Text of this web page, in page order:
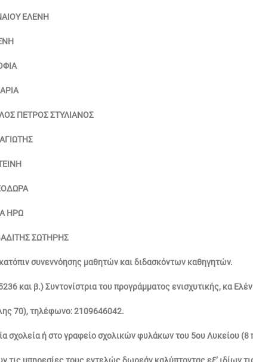
ΕΛΕΝΗ
ΠΕΤΡΟΣ ΣΤΥΛΙΑΝΟΣ
ΗΡΩ
ΣΩΤΗΡΗΣ
συνεννόησης μαθητών και διδασκόντων καθηγητών.
και β.) Συντονίστρια του προγράμματος ενισχυτικής, κα
70), τηλέφωνο: 2109646042.
σχολεία ή στο γραφείο σχολικών φυλάκων του 5ου Λυκείου (8